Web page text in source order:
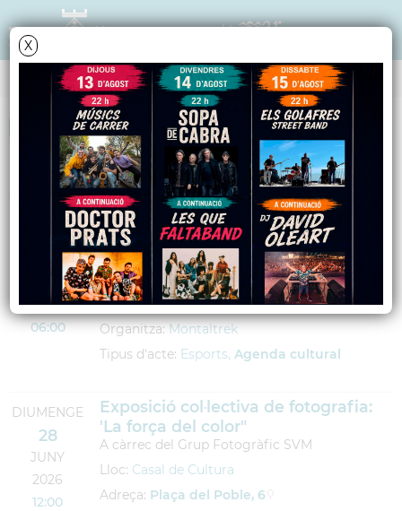
X
AGENDA
anteriors següents
DIUMENGE
JUNY
2026
06:00
En ruta pel Coll de Banyuls-Pic de
Sallafort-Balcó i Torre de Madeloc
Lloc: Aparcament Av. Toni Sors
Adreça: Avinguda Toni Sors, s/n
Organitza: Montaltrek
Tipus d'acte: Esports, Agenda cultural
DIUMENGE
28
JUNY
2026
12:00
Exposició col·lectiva de fotografia:
'La força del color"
A càrrec del Grup Fotogràfic SVM
Lloc: Casal de Cultura
Adreça: Plaça del Poble, 6